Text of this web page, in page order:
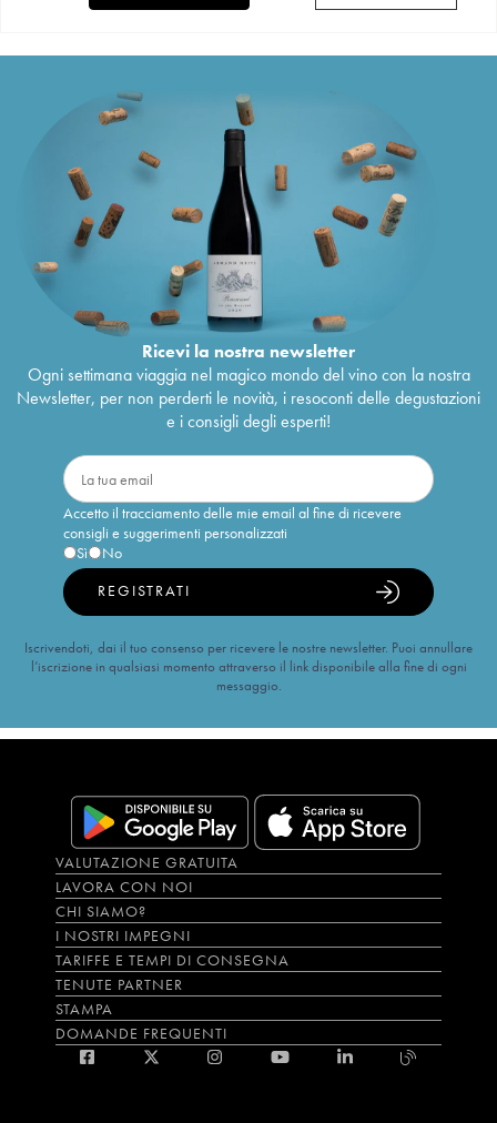
Ricevi la nostra newsletter
Ogni settimana viaggia nel magico mondo del vino con la nostra
Newsletter, per non perderti le novità, i resoconti delle degustazioni
e i consigli degli esperti!
Accetto il tracciamento delle mie email al fine di ricevere
consigli e suggerimenti personalizzati
Sì
No
REGISTRATI
Iscrivendoti, dai il tuo consenso per ricevere le nostre newsletter. Puoi annullare
l’iscrizione in qualsiasi momento attraverso il link disponibile alla fine di ogni
messaggio.
VALUTAZIONE GRATUITA
LAVORA CON NOI
CHI SIAMO?
I NOSTRI IMPEGNI
TARIFFE E TEMPI DI CONSEGNA
TENUTE PARTNER
STAMPA
DOMANDE FREQUENTI